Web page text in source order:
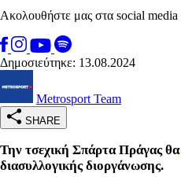
Ακολουθήστε μας στα social media
Δημοσιεύτηκε: 13.08.2024
Metrosport Team
SHARE
Την τσεχική Σπάρτα Πράγας θα
διασυλλογικής διοργάνωσης.